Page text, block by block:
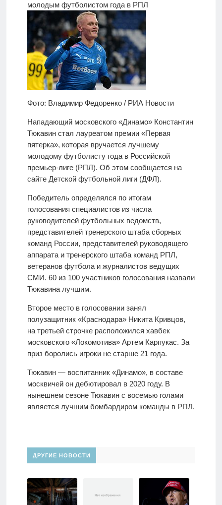
Версия для
слабовидящих
молодым футболистом года в РПЛ
Фото: Владимир Федоренко / РИА Новости
Нападающий московского «Динамо» Константин
Тюкавин стал лауреатом премии «Первая
пятерка», которая вручается лучшему
молодому футболисту года в Российской
премьер-лиге (РПЛ). Об этом сообщается на
сайте Детской футбольной лиги (ДФЛ).
Победитель определялся по итогам
голосования специалистов из числа
руководителей футбольных ведомств,
представителей тренерского штаба сборных
команд России, представителей руководящего
аппарата и тренерского штаба команд РПЛ,
ветеранов футбола и журналистов ведущих
СМИ. 60 из 100 участников голосования назвали
Тюкавина лучшим.
Второе место в голосовании занял
полузащитник «Краснодара» Никита Кривцов,
на третьей строчке расположился хавбек
московского «Локомотива» Артем Карпукас. За
приз боролись игроки не старше 21 года.
Тюкавин — воспитанник «Динамо», в составе
москвичей он дебютировал в 2020 году. В
нынешнем сезоне Тюкавин с восемью голами
является лучшим бомбардиром команды в РПЛ.
ДРУГИЕ НОВОСТИ